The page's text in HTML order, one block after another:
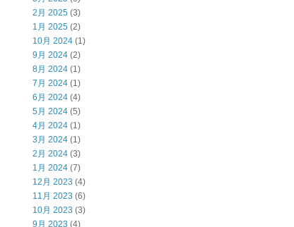
2月 2025 (3)
1月 2025 (2)
10月 2024 (1)
9月 2024 (2)
8月 2024 (1)
7月 2024 (1)
6月 2024 (4)
5月 2024 (5)
4月 2024 (1)
3月 2024 (1)
2月 2024 (3)
1月 2024 (7)
12月 2023 (4)
11月 2023 (6)
10月 2023 (3)
9月 2023 (4)